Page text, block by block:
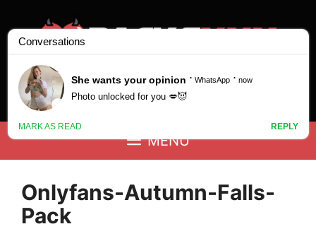
contenido
Buscar:
MENÚ
Onlyfans-Autumn-Falls-
Pack